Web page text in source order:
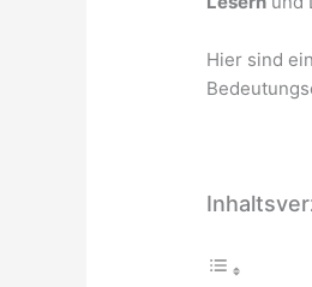
Hier sind